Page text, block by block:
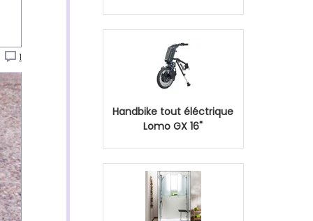
1
Handbike tout éléctrique
Lomo GX 16"